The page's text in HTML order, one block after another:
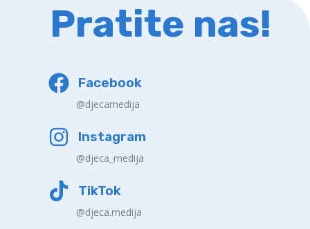
Pratite nas!
Facebook
@djecamedija
Instagram
@djeca_medija
TikTok
@djeca.medija